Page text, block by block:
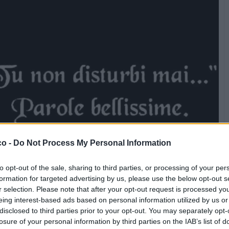
- Do Not Process My Personal Information
opt-out of the sale, sharing to third parties, or processing of your
for targeted advertising by us, please use the below opt-out
selection. Please note that after your opt-out request is processed
interest-based ads based on personal information utilized by us
to third parties prior to your opt-out. You may separately
of your personal information by third parties on the IAB’s list of
Stime: 16  Commenti: 5
Ti stimo fratella Link Salva